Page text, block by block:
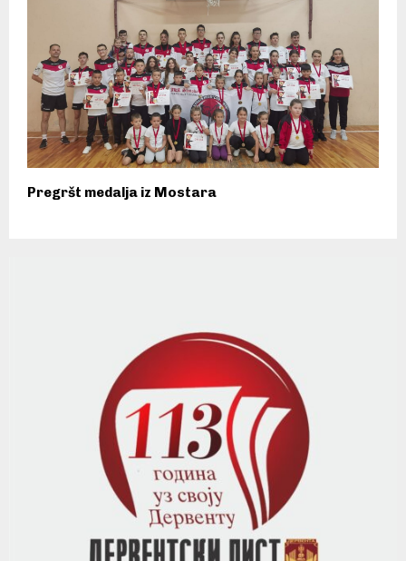
Pregršt medalja iz Mostara